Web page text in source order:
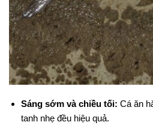
Sáng sớm và chiều tối: Cá ăn
tanh nhẹ đều hiệu quả.